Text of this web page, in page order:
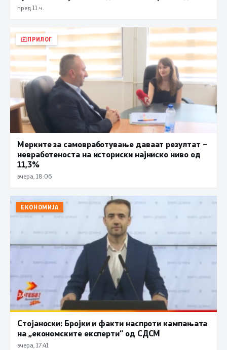
пред 11 ч.
ПРИЛОГ
Мерките за самовработување даваат резултат –
невработеноста на историски најниско ниво од
11,3%
вчера, 18:06
ЕКОНОМИЈА
Стојаноски: Бројки и факти наспроти кампањата
на „економските експерти“ од СДСM
вчера, 17:41